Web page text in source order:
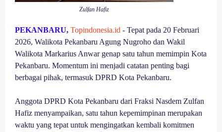
Zulfan Hafiz
PEKANBARU, Topindonesia.id - Tepat pada 20 Februari
2026, Walikota Pekanbaru Agung Nugroho dan Wakil
Walikota Markarius Anwar genap satu tahun memimpin Kota
Pekanbaru. Momentum ini menjadi catatan penting bagi
berbagai pihak, termasuk DPRD Kota Pekanbaru.
Anggota DPRD Kota Pekanbaru dari Fraksi Nasdem Zulfan
Hafiz menyampaikan, satu tahun kepemimpinan merupakan
waktu yang tepat untuk mengingatkan kembali komitmen